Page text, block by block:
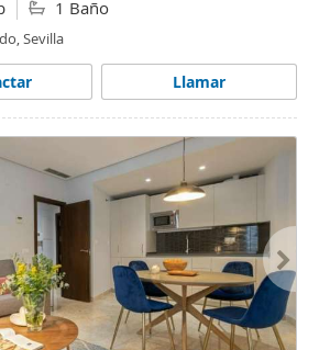
1 Baño
Sevilla
Llamar